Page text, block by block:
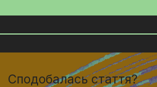
Сподобалась стаття?